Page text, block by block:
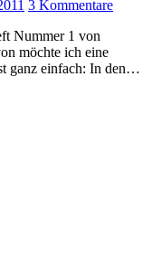
3 Kommentare
möchte ich eine
ganz einfach: In den…